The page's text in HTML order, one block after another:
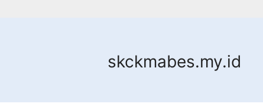
skckmabes.my.id